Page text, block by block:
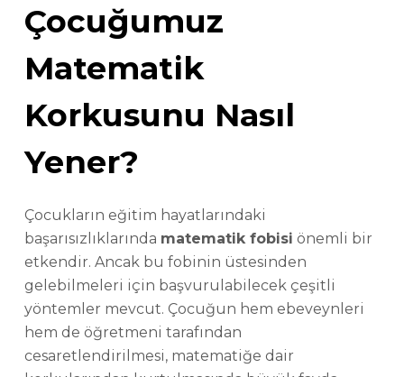
Çocuğumuz
Matematik
Korkusunu Nasıl
Yener?
Çocukların eğitim hayatlarındaki
başarısızlıklarında matematik fobisi önemli bir
etkendir. Ancak bu fobinin üstesinden
gelebilmeleri için başvurulabilecek çeşitli
yöntemler mevcut. Çocuğun hem ebeveynleri
hem de öğretmeni tarafından
cesaretlendirilmesi, matematiğe dair